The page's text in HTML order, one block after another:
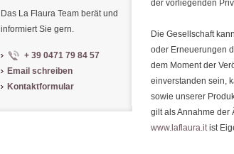
der vorliegenden
Die Gesellschaft
oder Erneuerungen
dem Moment der
einverstanden sein,
sowie unserer
gilt als Annahme der
www.laflaura.itist
Das La Flaura Team berät und
informiert Sie gern.
+ 39 0471 79 84 57
Email schreiben
Kontaktformular